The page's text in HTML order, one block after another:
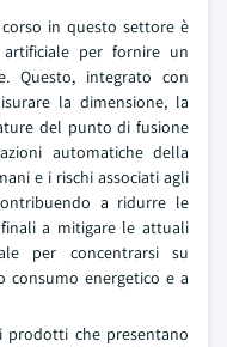
in questo settore è
per fornire un
Questo, integrato con
la dimensione, la
del punto di fusione
automatiche della
e i rischi associati agli
a ridurre le
a mitigare le attuali
per concentrarsi su
consumo energetico e a
che presentano